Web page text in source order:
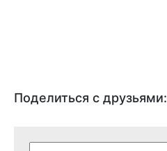
Поделиться с друзьями: